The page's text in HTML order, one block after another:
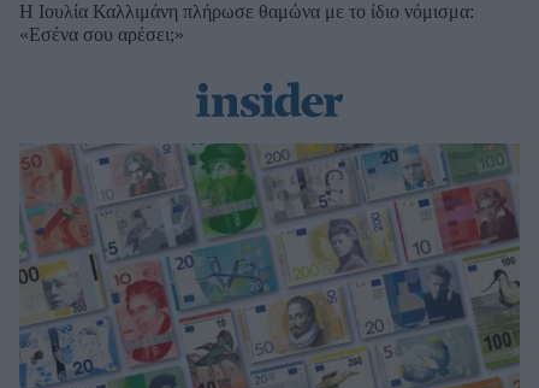
Η Ιουλία Καλλιμάνη πλήρωσε θαμώνα με το ίδιο νόμισμα:
«Εσένα σου αρέσει;»